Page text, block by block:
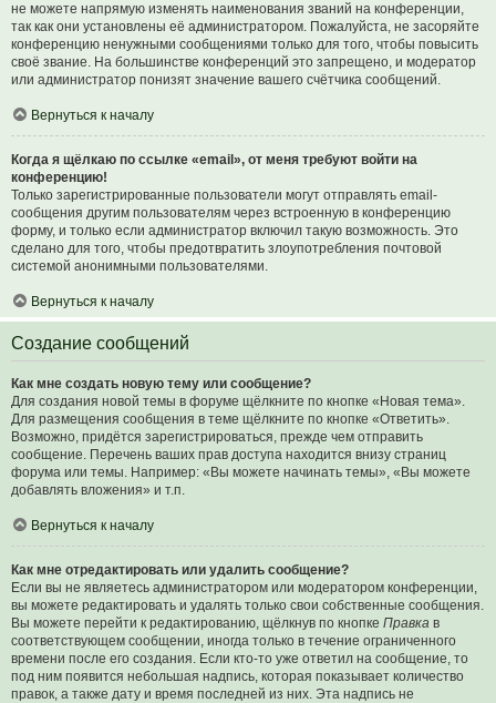
не можете напрямую изменять наименования званий на конференции,
так как они установлены её администратором. Пожалуйста, не засоряйте
конференцию ненужными сообщениями только для того, чтобы повысить
своё звание. На большинстве конференций это запрещено, и модератор
или администратор понизят значение вашего счётчика сообщений.
Вернуться к началу
Когда я щёлкаю по ссылке «email», от меня требуют войти на
конференцию!
Только зарегистрированные пользователи могут отправлять email-
сообщения другим пользователям через встроенную в конференцию
форму, и только если администратор включил такую возможность. Это
сделано для того, чтобы предотвратить злоупотребления почтовой
системой анонимными пользователями.
Вернуться к началу
Создание сообщений
Как мне создать новую тему или сообщение?
Для создания новой темы в форуме щёлкните по кнопке «Новая тема».
Для размещения сообщения в теме щёлкните по кнопке «Ответить».
Возможно, придётся зарегистрироваться, прежде чем отправить
сообщение. Перечень ваших прав доступа находится внизу страниц
форума или темы. Например: «Вы можете начинать темы», «Вы можете
добавлять вложения» и т.п.
Вернуться к началу
Как мне отредактировать или удалить сообщение?
Если вы не являетесь администратором или модератором конференции,
вы можете редактировать и удалять только свои собственные сообщения.
Вы можете перейти к редактированию, щёлкнув по кнопке Правка в
соответствующем сообщении, иногда только в течение ограниченного
времени после его создания. Если кто-то уже ответил на сообщение, то
под ним появится небольшая надпись, которая показывает количество
правок, а также дату и время последней из них. Эта надпись не